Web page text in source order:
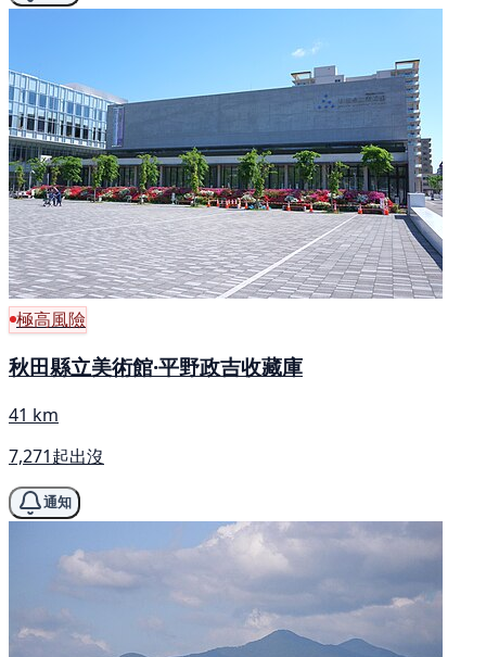
極高風險
秋田縣立美術館·平野政吉收藏庫
41 km
7,271起出沒
通知